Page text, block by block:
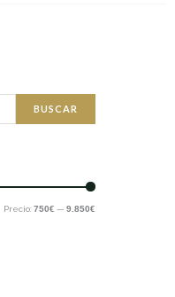
BUSCAR
Precio: 750€ — 9.850€